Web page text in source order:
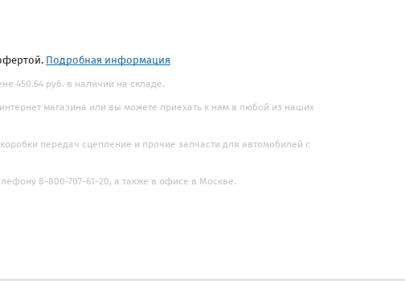
Подробная информация
450.64 руб. в наличии на складе.
магазина или вы можете приехать к нам в любой из наших
передач сцепление и прочие запчасти для автомобилей с
8-800-707-61-20, а также в офисе в Москве.